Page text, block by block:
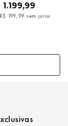
1.199,99
R$ 199, 99 sem juros